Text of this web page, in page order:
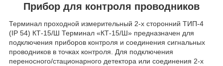
Прибор для контроля проводников
Терминал проходной измерительный 2-х сторонний ТИП-4
(IP 54) КТ-15/Ш Терминал «КТ-15/Ш» предназначен для
подключения приборов контроля и соединения сигнальных
проводников в точках контроля. Для подключения
переносного/стационарного детектора или соединения 2-х